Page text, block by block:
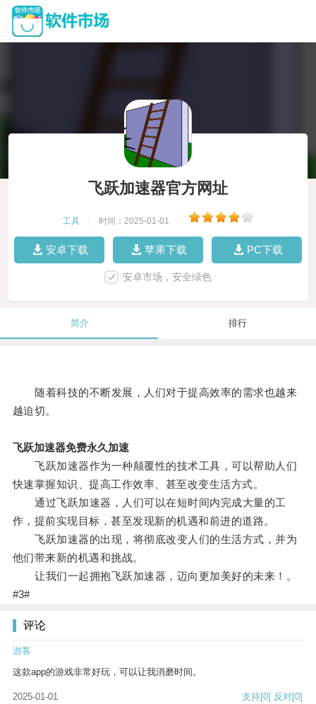
飞跃加速器官方网址
工具 时间：2025-01-01
安卓下载 苹果下载 PC下载
安卓市场，安全绿色
简介 排行
随着科技的不断发展，人们对于提高效率的需求也越来
越迫切。
飞跃加速器免费永久加速
飞跃加速器作为一种颠覆性的技术工具，可以帮助人们
快速掌握知识、提高工作效率、甚至改变生活方式。
通过飞跃加速器，人们可以在短时间内完成大量的工
作，提前实现目标，甚至发现新的机遇和前进的道路。
飞跃加速器的出现，将彻底改变人们的生活方式，并为
他们带来新的机遇和挑战。
让我们一起拥抱飞跃加速器，迈向更加美好的未来！。
#3#
评论
游客
这款app的游戏非常好玩，可以让我消磨时间。
2025-01-01 支持[0] 反对[0]